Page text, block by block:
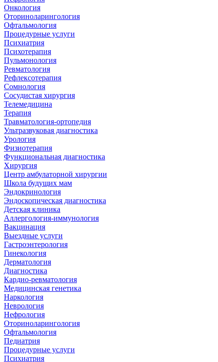
Онкология
Оториноларингология
Офтальмология
Процедурные услуги
Психиатрия
Психотерапия
Пульмонология
Ревматология
Рефлексотерапия
Сомнология
Сосудистая хирургия
Телемедицина
Терапия
Травматология-ортопедия
Ультразвуковая диагностика
Урология
Физиотерапия
Функциональная диагностика
Хирургия
Центр амбулаторной хирургии
Школа будущих мам
Эндокринология
Эндоскопическая диагностика
Детская клиника
Аллергология-иммунология
Вакцинация
Выездные услуги
Гастроэнтерология
Гинекология
Дерматология
Диагностика
Кардио-ревматология
Медицинская генетика
Наркология
Неврология
Нефрология
Оториноларингология
Офтальмология
Педиатрия
Процедурные услуги
Психиатрия